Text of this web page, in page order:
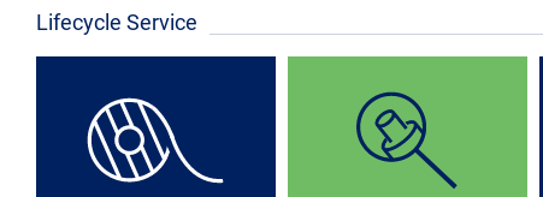
Lifecycle Service